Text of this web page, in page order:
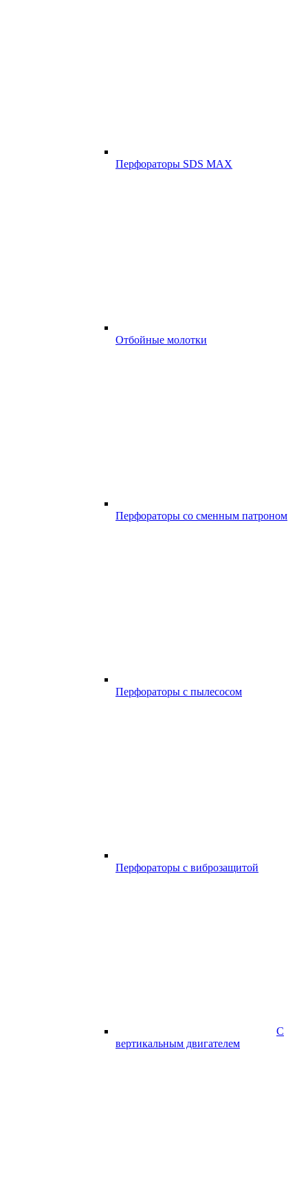
Перфораторы SDS MAX
Отбойные молотки
Перфораторы со сменным патроном
Перфораторы с пылесосом
Перфораторы с виброзащитой
С
вертикальным двигателем